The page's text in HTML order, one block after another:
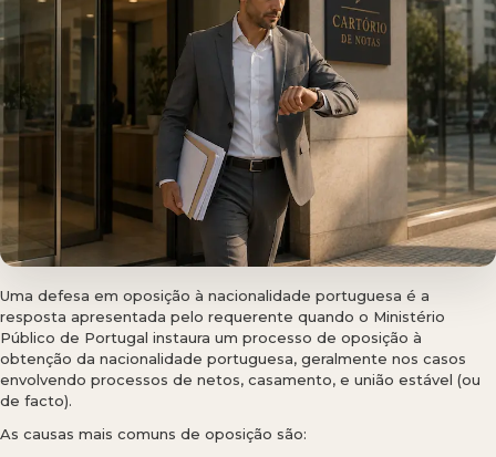
Uma defesa em oposição à nacionalidade portuguesa é a
resposta apresentada pelo requerente quando o Ministério
Público de Portugal instaura um processo de oposição à
obtenção da nacionalidade portuguesa, geralmente nos casos
envolvendo processos de netos, casamento, e união estável (ou
de facto).
As causas mais comuns de oposição são: